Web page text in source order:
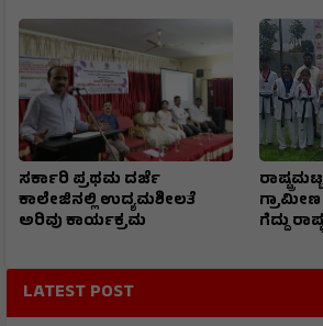
ಸರ್ಕಾರಿ ಪ್ರಥಮ ದರ್ಜೆ
ಕಾಲೇಜಿನಲ್ಲಿ ಉದ್ಯಮಶೀಲತೆ
ಅರಿವು ಕಾರ್ಯಕ್ರಮ
ಗೆದ್ದು
LATEST POST